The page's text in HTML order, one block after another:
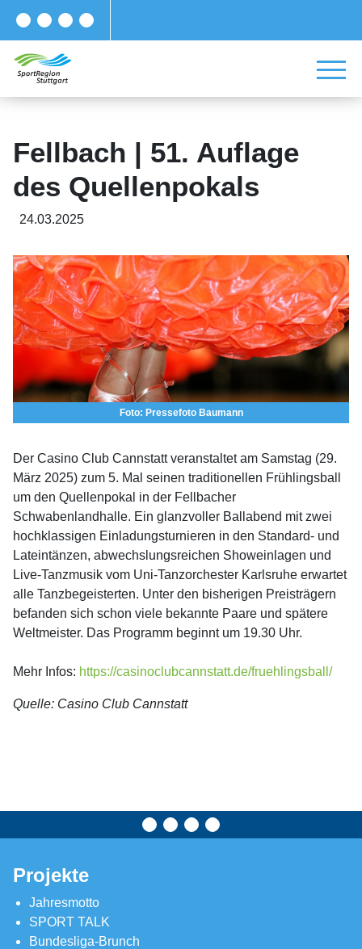
Fellbach | 51. Auflage
des Quellenpokals
24.03.2025
Foto: Pressefoto Baumann
Der Casino Club Cannstatt veranstaltet am Samstag (29.
März 2025) zum 5. Mal seinen traditionellen Frühlingsball
um den Quellenpokal in der Fellbacher
Schwabenlandhalle. Ein glanzvoller Ballabend mit zwei
hochklassigen Einladungsturnieren in den Standard- und
Lateintänzen, abwechslungsreichen Showeinlagen und
Live-Tanzmusik vom Uni-Tanzorchester Karlsruhe erwartet
alle Tanzbegeisterten. Unter den bisherigen Preisträgern
befanden sich schon viele bekannte Paare und spätere
Weltmeister. Das Programm beginnt um 19.30 Uhr.
Mehr Infos: https://casinoclubcannstatt.de/fruehlingsball/
Quelle: Casino Club Cannstatt
Projekte
Jahresmotto
SPORT TALK
Bundesliga-Brunch